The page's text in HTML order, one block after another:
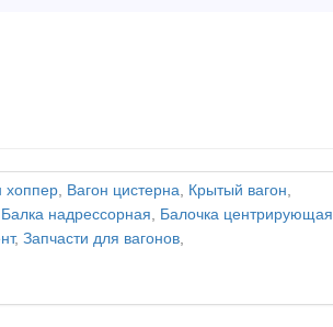
хоппер, Вагон цистерна, Крытый вагон,
Балка надрессорная, Балочка центрирующая
, Запчасти для вагонов,